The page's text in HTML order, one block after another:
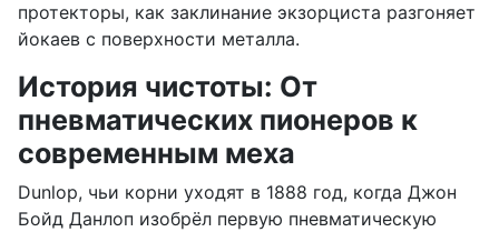
протекторы, как заклинание экзорциста разгоняет
йокаев с поверхности металла.
История чистоты: От
пневматических пионеров к
современным меха
Dunlop, чьи корни уходят в 1888 год, когда Джон
Бойд Данлоп изобрёл первую пневматическую